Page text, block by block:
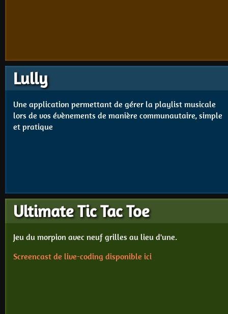
Lully
Une application permettant de gérer la playlist musicale
lors de vos évènements de manière communautaire, simple
et pratique
Ultimate Tic Tac Toe
Jeu du morpion avec neuf grilles au lieu d'une.
Screencast de live-coding disponible ici